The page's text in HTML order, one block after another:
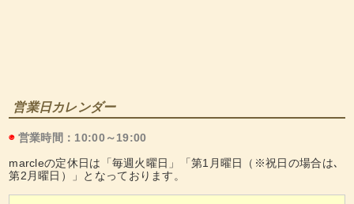
営業日カレンダー
◉ 営業時間：10:00～19:00
marcleの定休日は「毎週火曜日」「第1月曜日（※祝日の場合は､
第2月曜日）」となっております。